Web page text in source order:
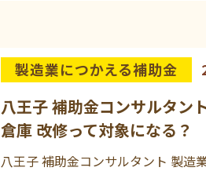
製造業につかえる補助金
八王子 補助金コンサルタン
倉庫 改修って対象になる？
八王子 補助金コンサルタント 製造